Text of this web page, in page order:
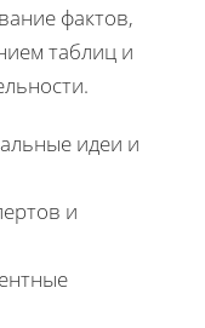
фактов,
таблиц и
идеи и
и